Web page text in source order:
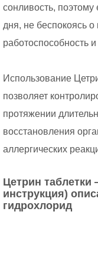
сонливость,
дня, не беспокоясь
работоспособность
Использование
позволяет
протяжении
восстановления
аллергических
Цетрин
инструкция)
гидрохлорид